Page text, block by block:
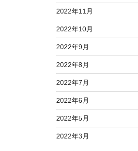
2022年11月
2022年10月
2022年9月
2022年8月
2022年7月
2022年6月
2022年5月
2022年3月